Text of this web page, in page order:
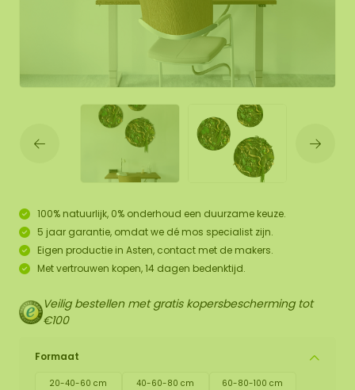
100% natuurlijk, 0% onderhoud een duurzame keuze.
5 jaar garantie, omdat we dé mos specialist zijn.
Eigen productie in Asten, contact met de makers.
Met vertrouwen kopen, 14 dagen bedenktijd.
Veilig bestellen met gratis kopersbescherming tot
€100
Formaat
20-40-60 cm 40-60-80 cm
60-80-100 cm